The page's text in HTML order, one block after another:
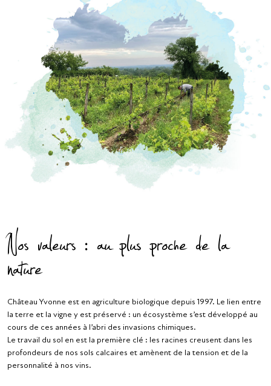
Nos valeurs : au plus proche de la
nature
Château Yvonne est en agriculture biologique depuis 1997. Le lien entre
la terre et la vigne y est préservé : un écosystème s’est développé au
cours de ces années à l’abri des invasions chimiques.
Le travail du sol en est la première clé : les racines creusent dans les
profondeurs de nos sols calcaires et amènent de la tension et de la
personnalité à nos vins.